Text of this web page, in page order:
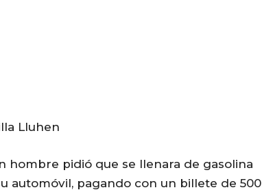
Lluhen
hombre pidió que se llenara de gasolina
automóvil, pagando con un billete de 500